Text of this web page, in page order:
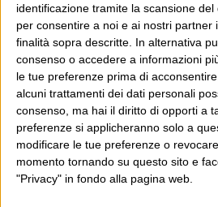
identificazione tramite la scansione
per consentire a noi e ai nostri partner
finalità sopra descritte. In alternativa
consenso o accedere a informazioni
le tue preferenze prima di acconsentire.
alcuni trattamenti dei dati personali
consenso, ma hai il diritto di opporti a
preferenze si applicheranno solo a
modificare le tue preferenze o
momento tornando su questo sito e
"Privacy" in fondo alla pagina web.
Info
AI che scrive di Taylor Swift come se
Filologia di Wittgenstein
Cookie
Informativa sui cookie